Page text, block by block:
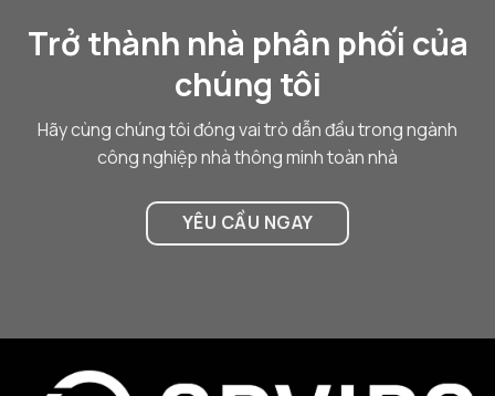
Trở thành nhà phân phối của
chúng tôi
Hãy cùng chúng tôi đóng vai trò dẫn đầu trong ngành
công nghiệp nhà thông minh toàn nhà
YÊU CẦU NGAY